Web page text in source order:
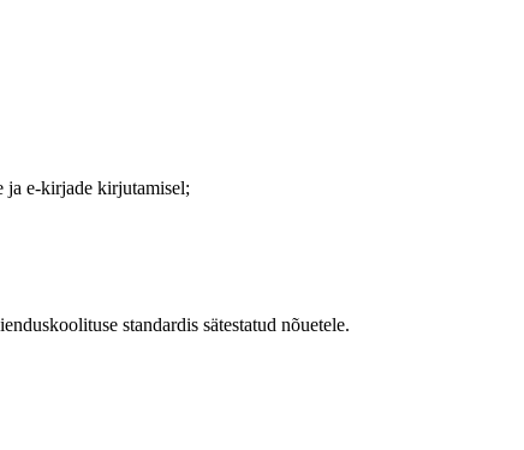
ja e-kirjade kirjutamisel;
standardis sätestatud nõuetele.